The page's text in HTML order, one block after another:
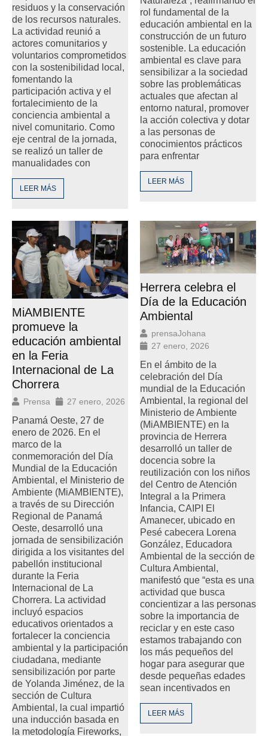
residuos y la conservación
de los recursos naturales.
La actividad reunió a
actores comunitarios y
voluntarios comprometidos
con la sostenibilidad local,
fomentando la
participación activa y el
fortalecimiento de la
conciencia ambiental a
nivel comunitario. Como
eje central de la jornada,
se realizó un taller de
manualidades con
LEER MÁS
rol fundamental de la
educación ambiental en la
construcción de un futuro
sostenible. La educación
ambiental es clave para
sensibilizar a la sociedad
sobre las problemáticas
actuales que afectan al
entorno natural, promover
la acción colectiva y dotar
a las personas de
conocimientos prácticos
para enfrentar
LEER MÁS
MiAMBIENTE
promueve la
educación ambiental
en la Feria
Internacional de La
Chorrera
Prensa 27 enero, 2026
Panamá Oeste, 27 de
enero de 2026. En el
marco de la
conmemoración del Día
Mundial de la Educación
Ambiental, el Ministerio de
Ambiente (MiAMBIENTE),
a través de su Dirección
Regional de Panamá
Oeste, desarrolló una
jornada de sensibilización
dirigida a los visitantes del
pabellón institucional
durante la Feria
Internacional de La
Chorrera. La actividad
incluyó espacios
educativos orientados a
fortalecer la conciencia
ambiental y la participación
ciudadana, mediante
sensibilización por parte
de Yolanda Jiménez, de la
sección de Cultura
Ambiental, la cual impartió
una inducción basada en
la metodología Fireworks,
Herrera celebra el
Día de la Educación
Ambiental
prensaJohana
27 enero, 2026
En el ámbito de la
celebración del Día
mundial de la Educación
Ambiental, la regional del
Ministerio de Ambiente
(MiAMBIENTE) en la
provincia de Herrera
desarrolló un taller de
docencia sobre la
reutilización con los niños
del Centro de Atención
Integral a la Primera
Infancia, CAIPI El
Amanecer, ubicado en
Pesé cabecera Lorena
González, Educadora
Ambiental de la sección de
Cultura Ambiental,
manifestó que “esta es una
actividad que busca
concientizar a las personas
sobre la importancia de
reciclar y en este caso
estamos trabajando con
los más pequeños del
hogar para asegurar que
desde pequeñas edades
sean incentivados en
LEER MÁS